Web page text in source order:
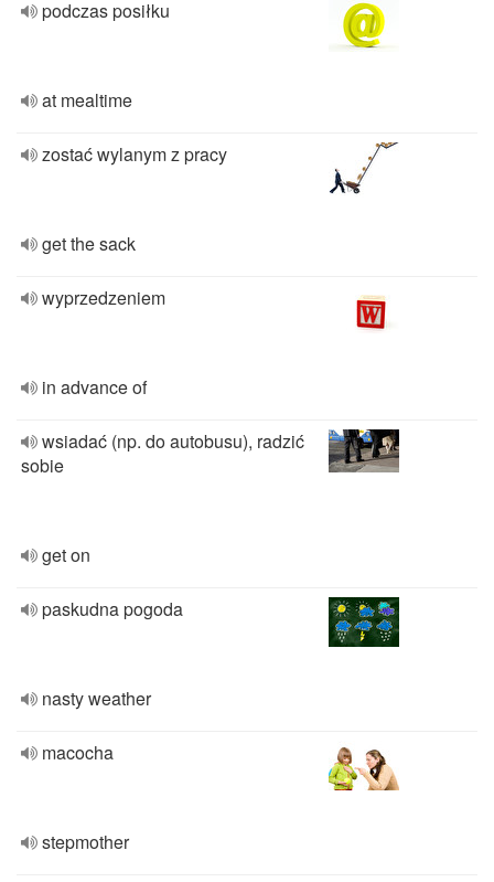
podczas posiłku
at mealtime
zostać wylanym z pracy
get the sack
wyprzedzeniem
in advance of
wsiadać (np. do autobusu), radzić
sobie
get on
paskudna pogoda
nasty weather
macocha
stepmother